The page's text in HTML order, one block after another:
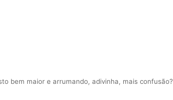
bem maior e arrumando, adivinha, mais confusão?